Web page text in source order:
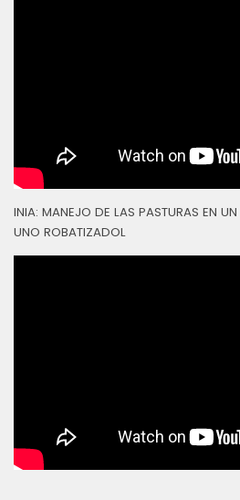
INIA: MANEJO DE LAS PASTURAS EN
UNO ROBATIZADOL